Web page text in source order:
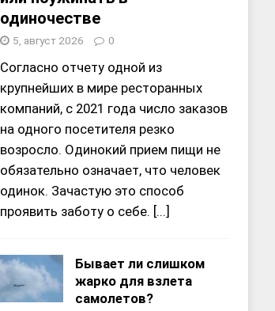
одиночестве
5, август 2026 0
Согласно отчету одной из
крупнейших в мире ресторанных
компаний, с 2021 года число заказов
на одного посетителя резко
возросло. Одинокий прием пищи не
обязательно означает, что человек
одинок. Зачастую это способ
проявить заботу о себе. [...]
Бывает ли слишком
жарко для взлета
самолетов?